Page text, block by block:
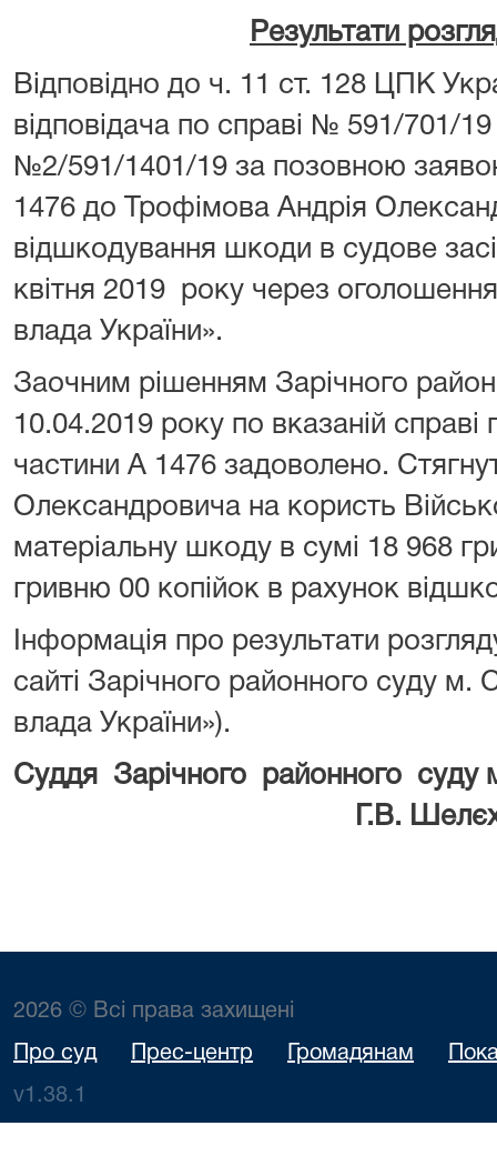
Результати
Відповідно до ч. 11 ст. 128 ЦПК
відповідача по справі № 591/701/
№2/591/1401/19 за позовною
1476 до Трофімова Андрія
відшкодування шкоди в судове
квітня 2019 року через
влада України».
Заочним рішенням Зарічного
10.04.2019 року по вказаній справі
частини А 1476 задоволено.
Олександровича на користь
матеріальну шкоду в сумі 18 968
гривню 00 копійок в рахунок
Інформація про результати
сайті Зарічного районного суду
влада України»).
Суддя Зарічного районного
Г.В.
2026 © Всі права захищені
Про суд Прес-центр Громадянам
v1.38.1